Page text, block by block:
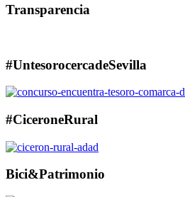
Transparencia
#UntesorocercadeSevilla
#CiceroneRural
Bici&Patrimonio